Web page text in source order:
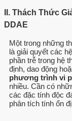
II. Thách Thức
DDAE
Một trong những
là giải quyết các
phần trễ trong hệ
định, dao động
phương trình vi
nhiều. Cần có
các đặc tính độc
phân tích tính ổn